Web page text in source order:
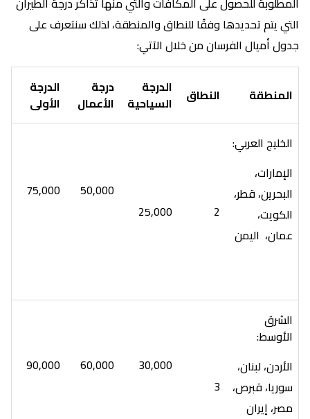
التي يتم تحديدها وفقًا للنطاق والمنطقة، لذلك سنتعرف على
جدول أميال الفرسان من خلال الآتي:
المنطقة النطاق
الدرجة
السياحية
درجة
الأعمال
الدرجة
الأولى
الخليج العربي:
الإمارات،
البحرين، قطر،
الكويت،
عمان، اليمن
2
25,000
50,000
75,000
الشرق
الأوسط:
الأردن، لبنان،
سوريا، قبرص،
مصر، إيران
3
30,000
60,000
90,000